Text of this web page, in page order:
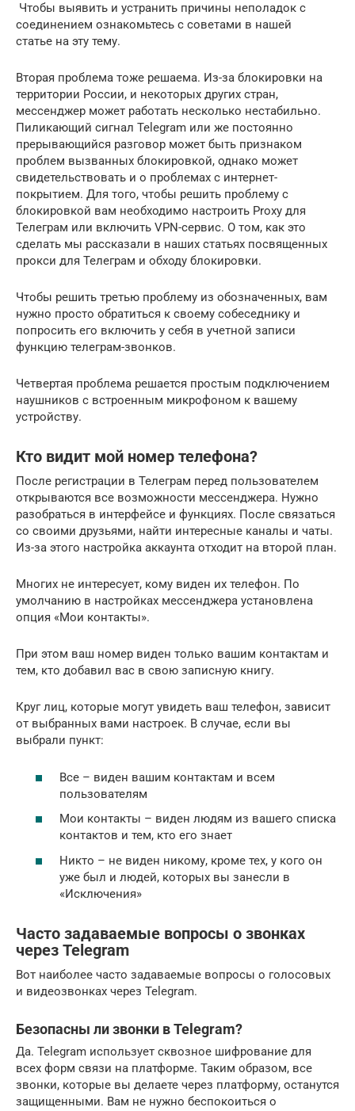
️ Чтобы выявить и устранить причины неполадок с
соединением ознакомьтесь с советами в нашей
статье на эту тему.
Вторая проблема тоже решаема. Из-за блокировки на
территории России, и некоторых других стран,
мессенджер может работать несколько нестабильно.
Пиликающий сигнал Telegram или же постоянно
прерывающийся разговор может быть признаком
проблем вызванных блокировкой, однако может
свидетельствовать и о проблемах с интернет-
покрытием. Для того, чтобы решить проблему с
блокировкой вам необходимо настроить Proxy для
Телеграм или включить VPN-сервис. О том, как это
сделать мы рассказали в наших статьях посвященных
прокси для Телеграм и обходу блокировки.
Чтобы решить третью проблему из обозначенных, вам
нужно просто обратиться к своему собеседнику и
попросить его включить у себя в учетной записи
функцию телеграм-звонков.
Четвертая проблема решается простым подключением
наушников с встроенным микрофоном к вашему
устройству.
Кто видит мой номер телефона?
После регистрации в Телеграм перед пользователем
открываются все возможности мессенджера. Нужно
разобраться в интерфейсе и функциях. После связаться
со своими друзьями, найти интересные каналы и чаты.
Из-за этого настройка аккаунта отходит на второй план.
Многих не интересует, кому виден их телефон. По
умолчанию в настройках мессенджера установлена
опция «Мои контакты».
При этом ваш номер виден только вашим контактам и
тем, кто добавил вас в свою записную книгу.
Круг лиц, которые могут увидеть ваш телефон, зависит
от выбранных вами настроек. В случае, если вы
выбрали пункт:
Все – виден вашим контактам и всем
пользователям
Мои контакты – виден людям из вашего списка
контактов и тем, кто его знает
Никто – не виден никому, кроме тех, у кого он
уже был и людей, которых вы занесли в
«Исключения»
Часто задаваемые вопросы о звонках
через Telegram
Вот наиболее часто задаваемые вопросы о голосовых
и видеозвонках через Telegram.
Безопасны ли звонки в Telegram?
Да. Telegram использует сквозное шифрование для
всех форм связи на платформе. Таким образом, все
звонки, которые вы делаете через платформу, останутся
защищенными. Вам не нужно беспокоиться о